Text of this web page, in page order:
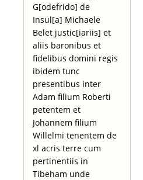
G[odefrido] de
Insul[a] Michaele
Belet justic[iariis] et
aliis baronibus et
fidelibus domini regis
ibidem tunc
presentibus inter
Adam filium Roberti
petentem et
Johannem filium
Willelmi tenentem de
xl acris terre cum
pertinentiis in
Tibeham unde